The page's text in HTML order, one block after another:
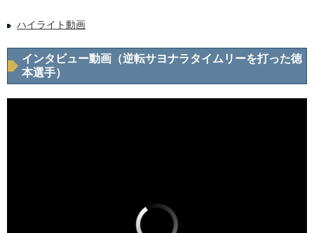
ハイライト動画
インタビュー動画（逆転サヨナラタイムリーを打った徳
本選手）